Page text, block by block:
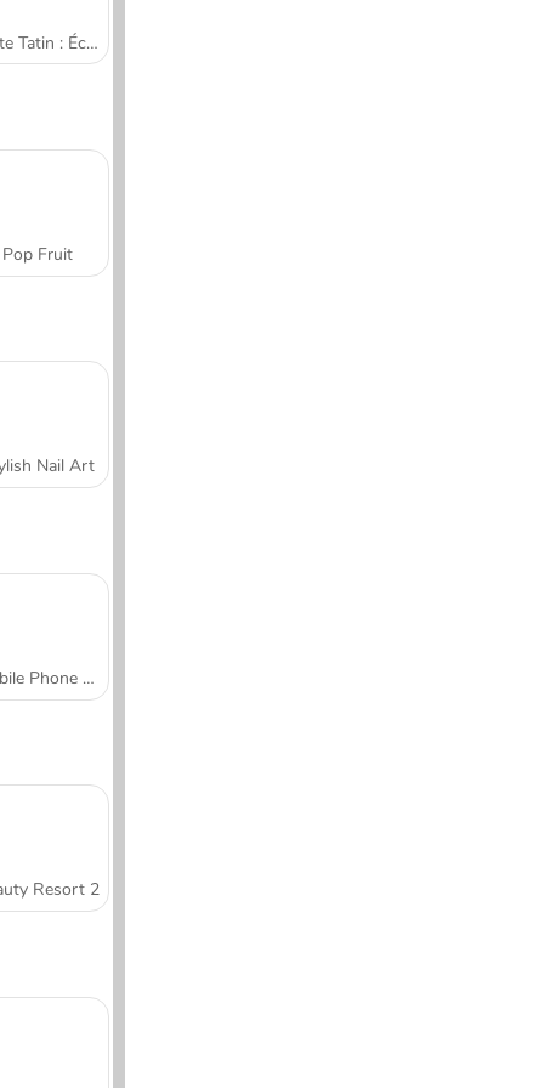
Tarte Tatin : École de cuisine de Sara
Pop Fruit
Nail Art
Mobile Phone Case Design & DIY
Resort 2